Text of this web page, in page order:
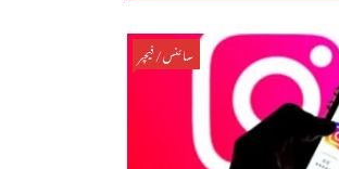
سائنس/فیچر